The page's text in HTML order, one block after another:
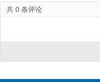
共 0 条评论